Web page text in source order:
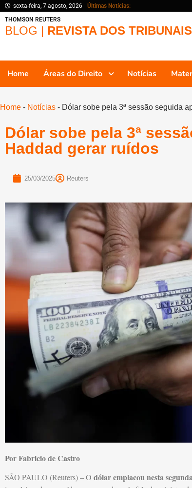
sexta-feira, 7 agosto, 2026
Últimas Notícias:
THOMSON REUTERS
BLOG | REVISTA DOS TRIBUNAIS
Home Áreas do Direito Notícias
Home - Notícias - Dólar sobe pela 3ª sessão seguida
Dólar sobe pela 3ª
Haddad gerar ruídos
25/03/2025 Reuters
Por Fabricio de Castro
SÃO PAULO (Reuters) – O dólar emplacou nesta